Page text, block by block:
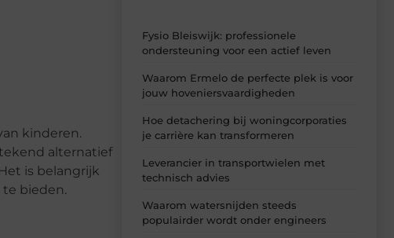
kinderen.
alternatief
is belangrijk
bieden.
Fysio Bleiswijk: professionele
ondersteuning voor een actief leven
Waarom Ermelo de perfecte plek is voor
jouw hoveniersvaardigheden
Hoe detachering bij woningcorporaties
je carrière kan transformeren
Leverancier in transportwielen met
technisch advies
Waarom watersnijden steeds
populairder wordt onder engineers